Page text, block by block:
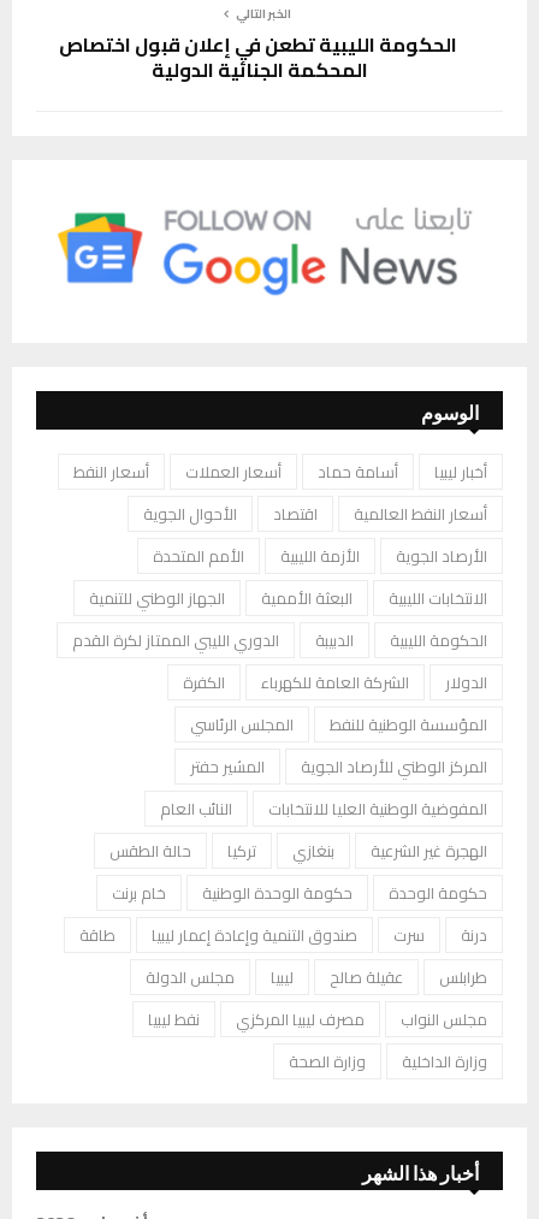
الخبر التالي
الحكومة الليبية تطعن في إعلان قبول اختصاص
المحكمة الجنائية الدولية
الوسوم
أخبار ليبيا أسامة حماد أسعار العملات
أسعار النفط
أسعار النفط العالمية
اقتصاد
الأحوال الجوية
الأرصاد الجوية
الأزمة الليبية
الأمم المتحدة
الانتخابات الليبية
البعثة الأممية
الجهاز الوطني للتنمية
الحكومة الليبية
الدبيبة
الدوري الليبي الممتاز لكرة القدم
الدولار
الشركة العامة للكهرباء
الكفرة
المؤسسة الوطنية للنفط
المجلس الرئاسي
المركز الوطني للأرصاد الجوية
المشير حفتر
المفوضية الوطنية العليا للانتخابات
النائب العام
الهجرة غير الشرعية
بنغازي تركيا
حالة الطقس
حكومة الوحدة
حكومة الوحدة الوطنية
خام برنت
درنة
سرت صندوق التنمية وإعادة إعمار ليبيا
طاقة
طرابلس
عقيلة صالح ليبيا
مجلس الدولة
مجلس النواب
مصرف ليبيا المركزي
نفط ليبيا
وزارة الداخلية
وزارة الصحة
أخبار هذا الشهر